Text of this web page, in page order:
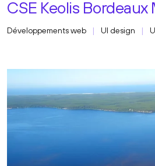
CSE Keolis
Développements web UI design